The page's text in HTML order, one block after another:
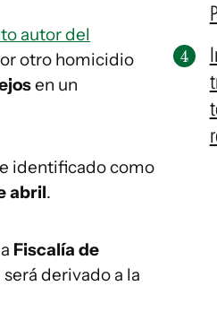
autor del
otro homicidio
en un
identificado como
abril.
Fiscalía de
derivado a la